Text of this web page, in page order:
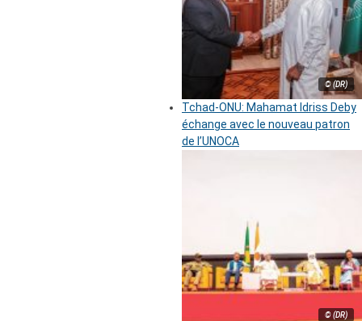
© (DR)
Tchad-ONU: Mahamat Idriss Deby
échange avec le nouveau patron
de l’UNOCA
© (DR)